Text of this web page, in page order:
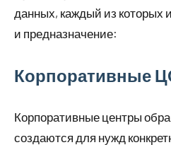
данных, каждый из которых
и предназначение:
Корпоративные
Корпоративные центры
создаются для нужд